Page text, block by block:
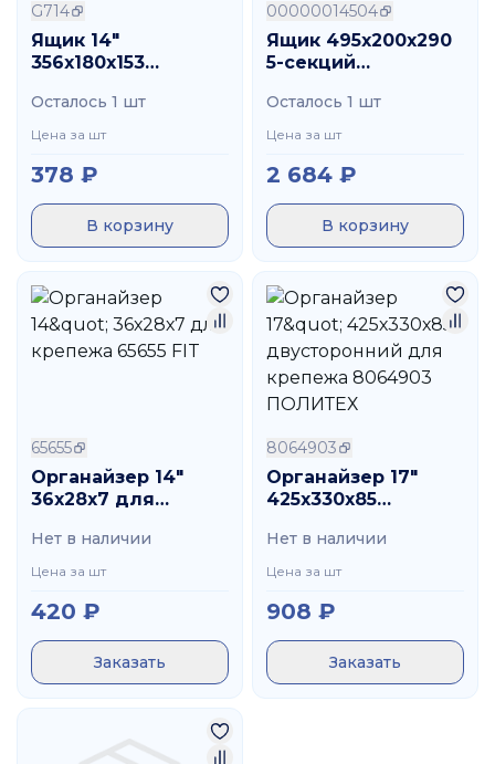
G714
Ящик 14"
356х180х153
пластмассовый
G714 CNIC
Осталось 1 шт
Цена за шт
378 ₽
В корзину
00000014504
Ящик 495х200х290
5-секций
CNIC
Осталось 1 шт
Цена за шт
2 684 ₽
В корзину
65655
Органайзер 14"
36х28х7 для
Нет в наличии
Цена за шт
420 ₽
Заказать
8064903
Органайзер 17"
425х330х85
крепежа 8064903
ПОЛИТЕХ
Нет в наличии
Цена за шт
908 ₽
Заказать